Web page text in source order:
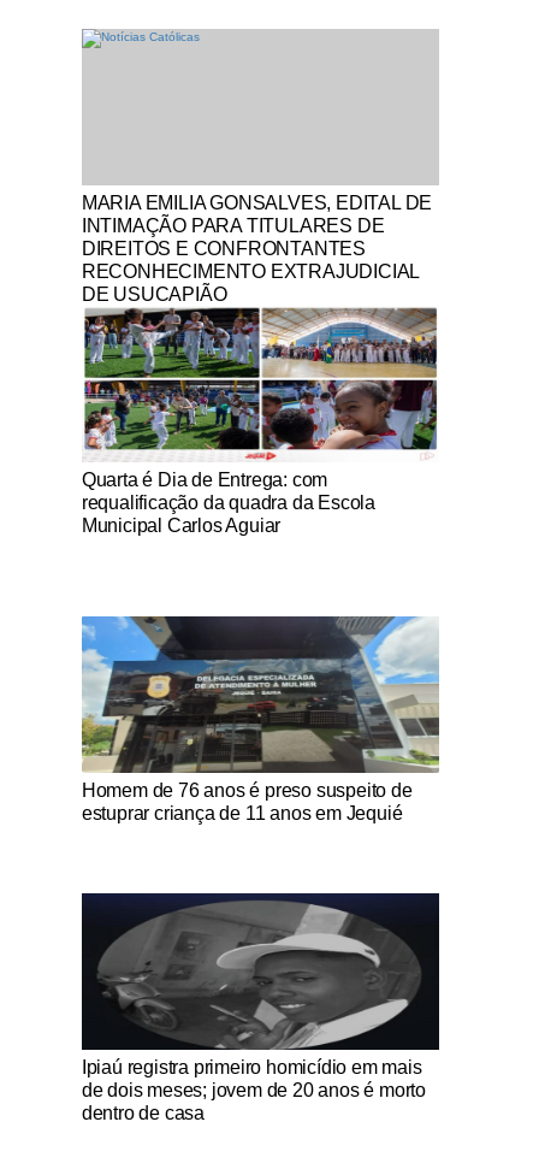
Notícias Católicas
MARIA EMILIA GONSALVES, EDITAL DE
INTIMAÇÃO PARA TITULARES DE
DIREITOS E CONFRONTANTES
RECONHECIMENTO EXTRAJUDICIAL
DE USUCAPIÃO
Notícias Católicas
Quarta é Dia de Entrega: com
requalificação da quadra da Escola
Municipal Carlos Aguiar
Notícias Católicas
Homem de 76 anos é preso suspeito de
estuprar criança de 11 anos em Jequié
Notícias Católicas
Ipiaú registra primeiro homicídio em mais
de dois meses; jovem de 20 anos é morto
dentro de casa